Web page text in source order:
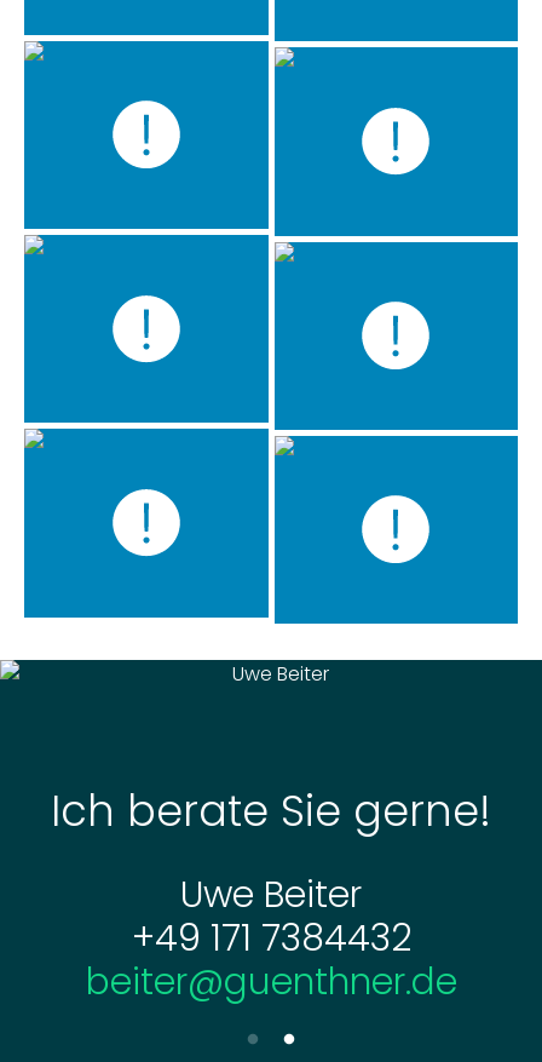
Ich berate Sie gerne!
Tim Maier
+49 741 266-30
maier@guenthner.de
Ich berate Sie gerne!
Uwe Beiter
+49 171 7384432
beiter@guenthner.de